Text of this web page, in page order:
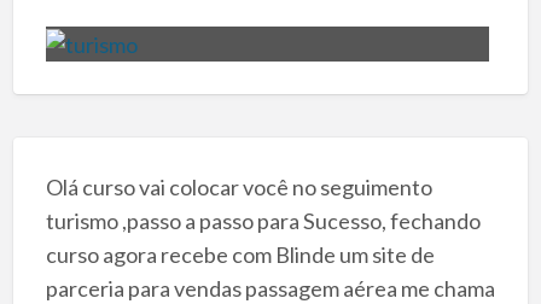
Olá curso vai colocar você no seguimento
turismo ,passo a passo para Sucesso, fechando
curso agora recebe com Blinde um site de
parceria para vendas passagem aérea me chama